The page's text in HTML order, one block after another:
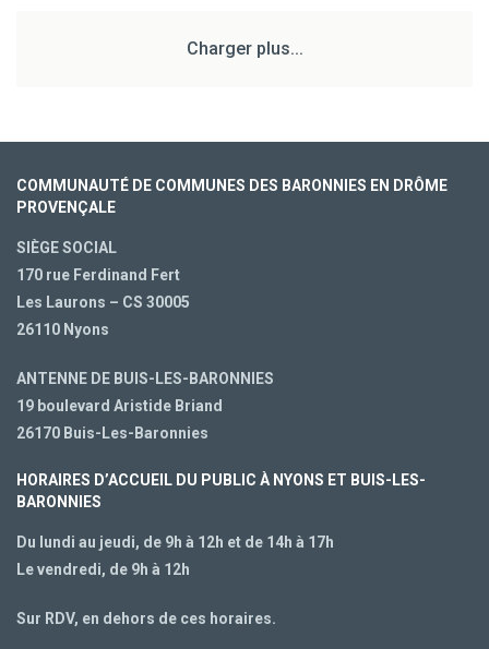
Charger plus...
COMMUNAUTÉ DE COMMUNES DES BARONNIES EN DRÔME
PROVENÇALE
SIÈGE SOCIAL
170 rue Ferdinand Fert
Les Laurons – CS 30005
26110 Nyons
ANTENNE DE BUIS-LES-BARONNIES
19 boulevard Aristide Briand
26170 Buis-Les-Baronnies
HORAIRES D’ACCUEIL DU PUBLIC À NYONS ET BUIS-LES-
BARONNIES
Du lundi au jeudi, de 9h à 12h et de 14h à 17h
Le vendredi, de 9h à 12h
Sur RDV, en dehors de ces horaires.